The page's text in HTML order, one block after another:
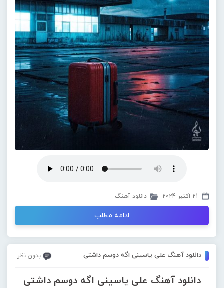
21 اکتبر 2024 دانلود آهنگ
ادامه مطلب
دانلود آهنگ علی یاسینی اگه دوسم داشتی بدون نظر
دانلود آهنگ علی یاسینی اگه دوسم داشتی